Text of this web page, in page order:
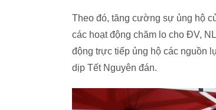
Theo đó, tăng cường sự ủng hộ
các hoạt động chăm lo cho ĐV,
động trực tiếp ủng hộ các nguồn
dịp Tết Nguyên đán.